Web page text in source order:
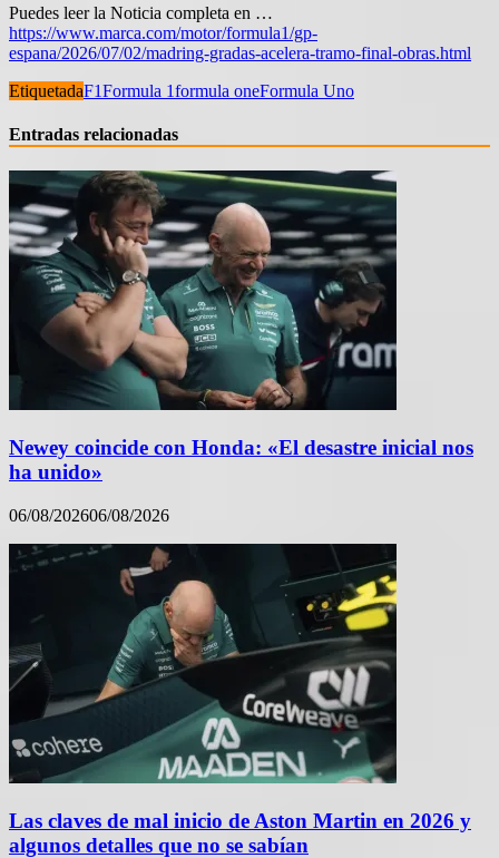
Puedes leer la Noticia completa en …
https://www.marca.com/motor/formula1/gp-
espana/2026/07/02/madring-gradas-acelera-tramo-final-obras.html
EtiquetadaF1Formula 1formula oneFormula Uno
Entradas relacionadas
Newey coincide con Honda: «El desastre inicial nos
ha unido»
06/08/202606/08/2026
Las claves de mal inicio de Aston Martin en 2026 y
algunos detalles que no se sabían